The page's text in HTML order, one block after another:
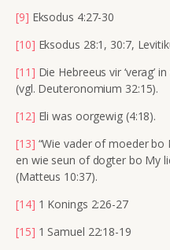
[9] Eksodus 4:27-30
[10] Eksodus 28:1, 30:7,
[11] Die Hebreeus vir ‘verag’
(vgl. Deuteronomium 32:15).
[12] Eli was oorgewig (4:18).
[13] “Wie vader of moeder bo
en wie seun of dogter bo My
(Matteus 10:37).
[14] 1 Konings 2:26-27
[15] 1 Samuel 22:18-19